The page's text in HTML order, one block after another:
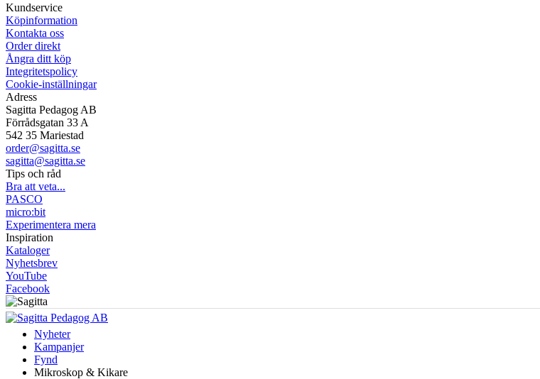
Kundservice
Köpinformation
Kontakta oss
Order direkt
Ångra ditt köp
Integritetspolicy
Cookie-inställningar
Adress
Sagitta Pedagog AB
Förrådsgatan 33 A
542 35 Mariestad
order@sagitta.se
sagitta@sagitta.se
Tips och råd
Bra att veta...
PASCO
micro:bit
Experimentera mera
Inspiration
Kataloger
Nyhetsbrev
YouTube
Facebook
Nyheter
Kampanjer
Fynd
Mikroskop & Kikare